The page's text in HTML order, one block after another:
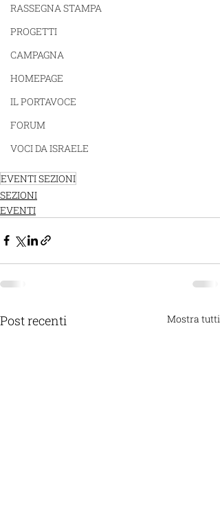
RASSEGNA STAMPA
PROGETTI
CAMPAGNA
HOMEPAGE
IL PORTAVOCE
FORUM
VOCI DA ISRAELE
EVENTI SEZIONI
SEZIONI
EVENTI
Post recenti Mostra tutti